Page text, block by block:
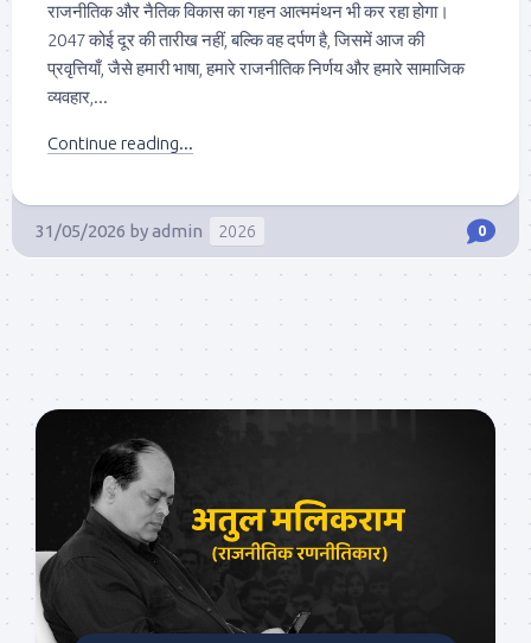
राजनीतिक और नैतिक विकास का गहन आत्ममंथन भी कर रहा होगा।
2047 कोई दूर की तारीख नहीं, बल्कि वह दर्पण है, जिसमें आज की
प्रवृत्तियाँ, जैसे हमारी भाषा, हमारे राजनीतिक निर्णय और हमारे सामाजिक
व्यवहार,...
Continue reading...
31/05/2026 byadmin 2026 0